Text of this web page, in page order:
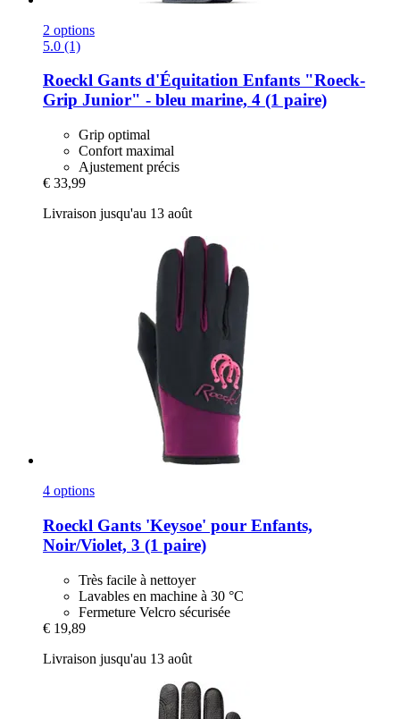
2 options
5.0 (1)
Roeckl Gants d'Équitation Enfants "Roeck-​
Grip Junior" -​ bleu marine, 4 (1 paire)
Grip optimal
Confort maximal
Ajustement précis
€ 33,99
Livraison jusqu'au 13 août
4 options
Roeckl Gants 'Keysoe' pour Enfants,
Noir/Violet, 3 (1 paire)
Très facile à nettoyer
Lavables en machine à 30 °C
Fermeture Velcro sécurisée
€ 19,89
Livraison jusqu'au 13 août